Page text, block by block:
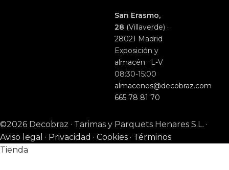
San Erasmo,
28 (Villaverde) ·
28021 Madrid
Exposición y
almacén · L-V
08:30-15:00
almacenes@decobraz.com
665 78 81 70
©2026 Decobraz · Tarimas y Parquets Henares S.L. ·
Aviso legal · Privacidad · Cookies · Términos
Tienda